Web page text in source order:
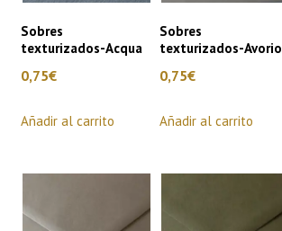
Sobres
texturizados-Acqua
0,75€
Añadir al carrito
Sobres
texturizados-Avorio
0,75€
Añadir al carrito